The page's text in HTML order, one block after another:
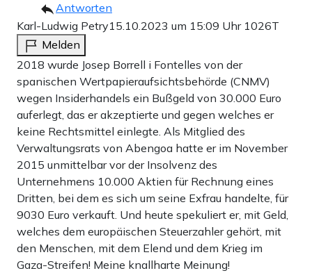
Antworten
Karl-Ludwig Petry15.10.2023 um 15:09 Uhr 1026T
Melden
2018 wurde Josep Borrell i Fontelles von der
spanischen Wertpapieraufsichtsbehörde (CNMV)
wegen Insiderhandels ein Bußgeld von 30.000 Euro
auferlegt, das er akzeptierte und gegen welches er
keine Rechtsmittel einlegte. Als Mitglied des
Verwaltungsrats von Abengoa hatte er im November
2015 unmittelbar vor der Insolvenz des
Unternehmens 10.000 Aktien für Rechnung eines
Dritten, bei dem es sich um seine Exfrau handelte, für
9030 Euro verkauft. Und heute spekuliert er, mit Geld,
welches dem europäischen Steuerzahler gehört, mit
den Menschen, mit dem Elend und dem Krieg im
Gaza-Streifen! Meine knallharte Meinung!